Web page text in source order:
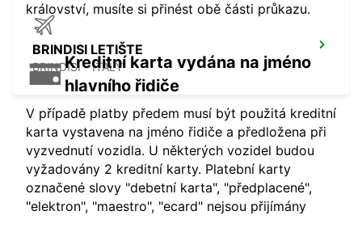
BRINDISI LETIŠTE
BRINDISI - ITALY
království, musíte si přinést obě části průkazu.
Kreditní karta vydána na jméno
hlavního řidiče
V případě platby předem musí být použitá kreditní
karta vystavena na jméno řidiče a předložena při
vyzvednutí vozidla. U některých vozidel budou
vyžadovány 2 kreditní karty. Platební karty
označené slovy "debetní karta", "předplacené",
"elektron", "maestro", "ecard" nejsou přijímány